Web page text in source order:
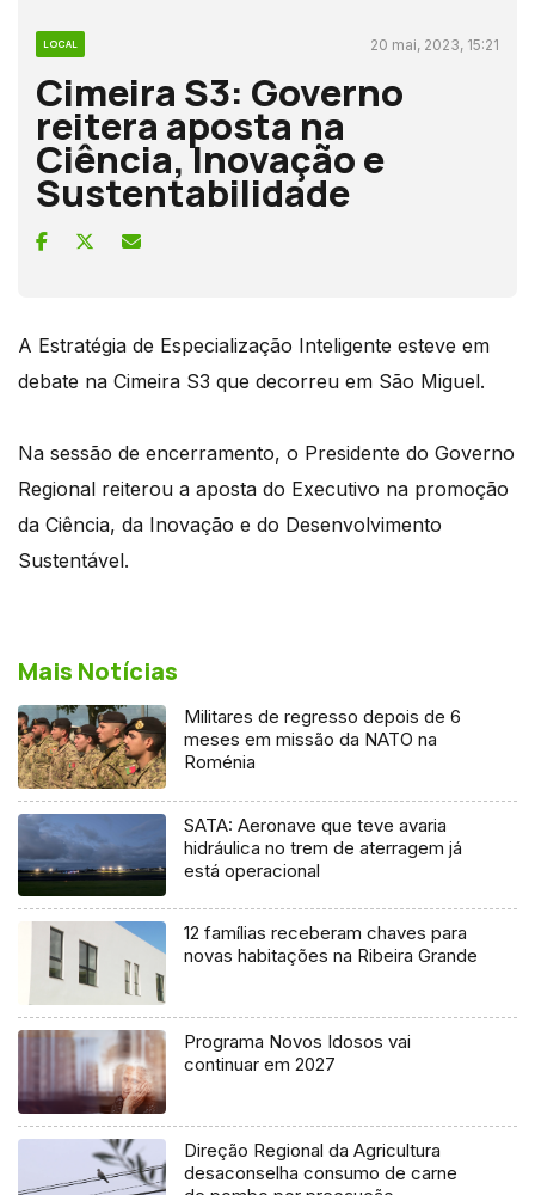
LOCAL 20 mai, 2023, 15:21
Cimeira S3: Governo
reitera aposta na
Ciência, Inovação e
Sustentabilidade
A Estratégia de Especialização Inteligente esteve em
debate na Cimeira S3 que decorreu em São Miguel.
Na sessão de encerramento, o Presidente do Governo
Regional reiterou a aposta do Executivo na promoção
da Ciência, da Inovação e do Desenvolvimento
Sustentável.
Mais Notícias
Militares de regresso depois de 6
meses em missão da NATO na
Roménia
SATA: Aeronave que teve avaria
hidráulica no trem de aterragem já
está operacional
12 famílias receberam chaves para
novas habitações na Ribeira Grande
Programa Novos Idosos vai
continuar em 2027
Direção Regional da Agricultura
desaconselha consumo de carne